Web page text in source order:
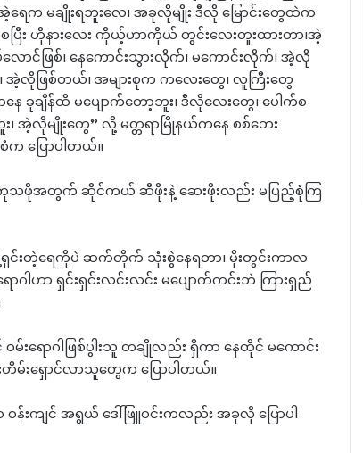
မချိုးရဘူးလေ၊ အခုလိုမျိုး ဒီလို မြောင်းတွေထဲက
စပြီး ဟိုနားလေး ကိုယ့်ဟာကိုယ် တွင်းလေးတူးထားတာ၊အဲ့
င်ဖြစ်၊ နေကောင်းသွားလိုက်၊ မကောင်းလိုက်၊ အဲ့လို
လိုဖြစ်တယ်၊ အများစုက ကလေးတွေ၊ လူကြီးတွေ
ချိန်ထိ မပျောက်တော့ဘူး၊ ဒီလိုလေးတွေ၊ ပေါက်စ
၊ အဲ့လိုမျိုးတွေ” လို့ မတ္တရာမြိုနယ်ကနေ စစ်ဘေး
ပြောပါတယ်။
ကုသဖိုအတွက် ဆိုင်ကယ် ဆီဖိုးနဲ့ ဆေးဖိုးလည်း မပြည့်စုံကြ
ရှင်းတဲ့ရေကိုပဲ ဆက်တိုက် သုံးစွဲနေရတာ၊ မိုးတွင်းကာလ
ဂါဟာ ရှင်းရှင်းလင်းလင်း မပျောက်ကင်းဘဲ ကြားရှည်
မ်းရောဂါဖြစ်ပွါးသူ တချိုလည်း ရှိကာ နေထိုင် မကောင်း
မ်းရှောင်လာသူတွေက ပြောပါတယ်။
းကျင် အရွယ် ဒေါ်ဖြူဝင်းကလည်း အခုလို ပြောပါ